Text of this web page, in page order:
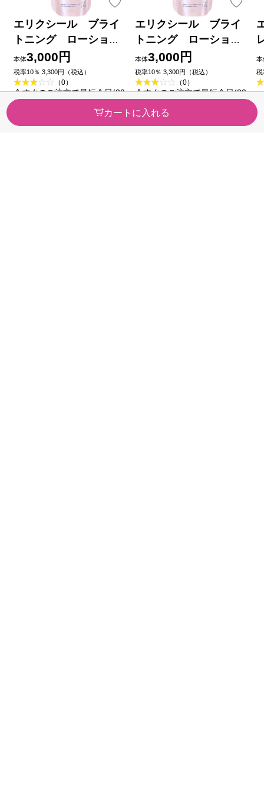
カートに入れる
エリクシール ブライ
トニング ローショ
ン しっとりタイプ
ｃａ （つめかえ用）
１５０ｍｌ 資生堂 (医薬
部外品)
本体3,000円
税率10％ 3,300円（税込）
（0）
今すぐのご注文で最短今日(20
26/08/08)届きます
エリクシール ブライ
トニング ローショ
ン みずみずしいタイ
プ ｃａ （つめかえ
用） １５０ｍｌ 資生堂
(医薬部外品)
本体3,000円
税率10％ 3,300円（税込）
（0）
今すぐのご注文で最短今日(20
本
税